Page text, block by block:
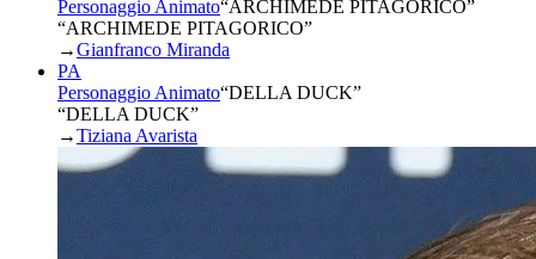
Personaggio Animato“ARCHIMEDE PITAGORICO”
“ARCHIMEDE PITAGORICO”
→Gianfranco Miranda
PA
Personaggio Animato“DELLA DUCK”
“DELLA DUCK”
→Tiziana Avarista